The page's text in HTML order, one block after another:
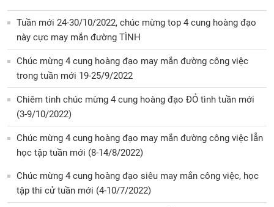
Tuần mới 24-30/10/2022, chúc mừng top 4 cung hoàng đạo
này cực may mắn đường TÌNH
Chúc mừng 4 cung hoàng đạo may mắn đường công việc
trong tuần mới 19-25/9/2022
Chiêm tinh chúc mừng 4 cung hoàng đạo ĐỎ tình tuần mới
(3-9/10/2022)
Chúc mừng 4 cung hoàng đạo may mắn đường công việc lẫn
học tập tuần mới (8-14/8/2022)
Chúc mừng 4 cung hoàng đạo siêu may mắn công việc, học
tập thi cử tuần mới (4-10/7/2022)